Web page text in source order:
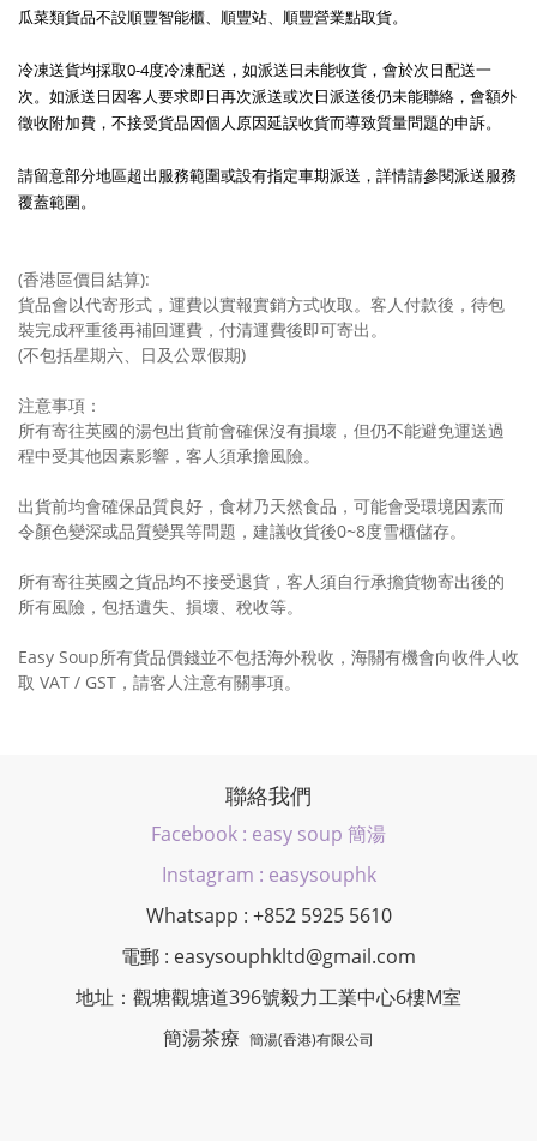
瓜菜類貨品不設順豐智能櫃、順豐站、順豐營業點取貨。
冷凍送貨均採取0-4度冷凍配送，如派送日未能收貨，會於次日配送一
次。如派送日因客人要求即日再次派送或次日派送後仍未能聯絡，會額外
徵收附加費，不接受貨品因個人原因延誤收貨而導致質量問題的申訴。
請留意部分地區超出服務範圍或設有指定車期派送，詳情請參閱派送服務
覆蓋範圍。
(香港區價目結算):
貨品會以代寄形式，運費以實報實銷方式收取。客人付款後，待包
裝完成秤重後再補回運費，付清運費後即可寄出。
(不包括星期六、日及公眾假期)
注意事項：
所有寄往英國的湯包出貨前會確保沒有損壞，但仍不能避免運送過
程中受其他因素影響，客人須承擔風險。
出貨前均會確保品質良好，食材乃天然食品，可能會受環境因素而
令顏色變深或品質變異等問題，建議收貨後0~8度雪櫃儲存。
所有寄往英國之貨品均不接受退貨，客人須自行承擔貨物寄出後的
所有風險，包括遺失、損壞、稅收等。
Easy Soup所有貨品價錢並不包括海外稅收，海關有機會向收件人收
取 VAT / GST，請客人注意有關事項。
聯絡我們
Facebook : easy soup 簡湯
Instagram : easysouphk
Whatsapp : +852 5925 5610
電郵 : easysouphkltd@gmail.com
地址：觀塘觀塘道396號毅力工業中心6樓M室
簡湯茶療 簡湯(香港)有限公司